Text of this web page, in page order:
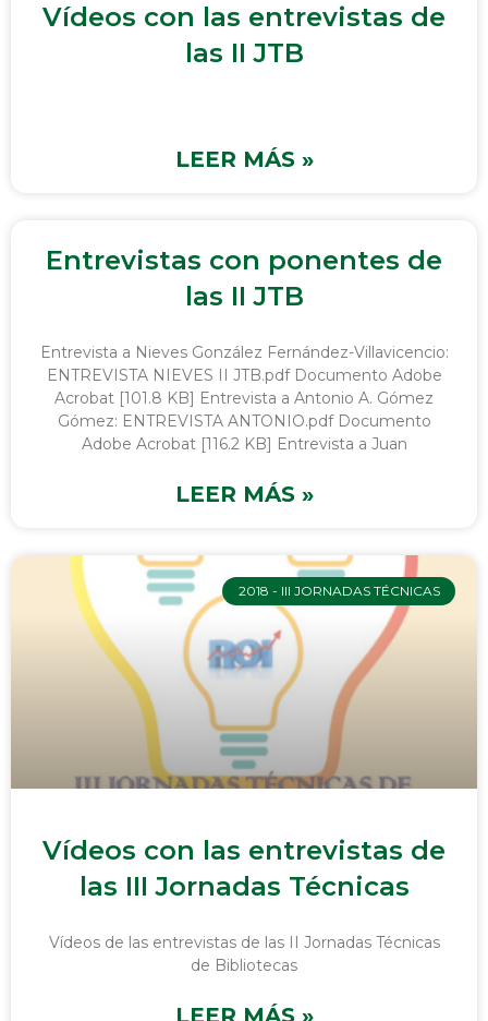
Vídeos con las entrevistas de
las II JTB
LEER MÁS »
Entrevistas con ponentes de
las II JTB
Entrevista a Nieves González Fernández-Villavicencio:
ENTREVISTA NIEVES II JTB.pdf Documento Adobe
Acrobat [101.8 KB] Entrevista a Antonio A. Gómez
Gómez: ENTREVISTA ANTONIO.pdf Documento
Adobe Acrobat [116.2 KB] Entrevista a Juan
LEER MÁS »
2018 - III JORNADAS TÉCNICAS
Vídeos con las entrevistas de
las III Jornadas Técnicas
Vídeos de las entrevistas de las II Jornadas Técnicas
de Bibliotecas
LEER MÁS »